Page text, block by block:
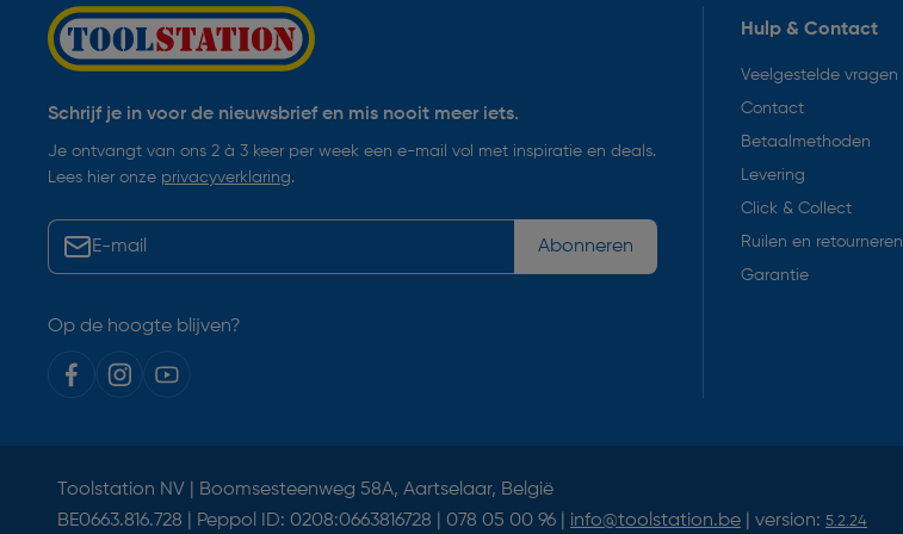
Schrijf je in voor de nieuwsbrief en mis nooit meer iets.
Je ontvangt van ons 2 à 3 keer per week een e-mail vol met inspiratie en deals.
Lees hier onze privacyverklaring.
Abonneren
Op de hoogte blijven?
Hulp & Contact
Veelgestelde vragen
Contact
Betaalmethoden
Levering
Click & Collect
Ruilen en retourneren
Garantie
Toolstation NV | Boomsesteenweg 58A, Aartselaar, België
BE0663.816.728 | Peppol ID: 0208:0663816728 | 078 05 00 96 | info@toolstation.be | version: 5.2.24